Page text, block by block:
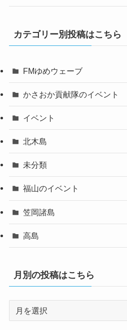
カテゴリー別投稿はこちら
FMゆめウェーブ
かさおか貢献隊のイベント
イベント
北木島
未分類
福山のイベント
笠岡諸島
高島
月別の投稿はこちら